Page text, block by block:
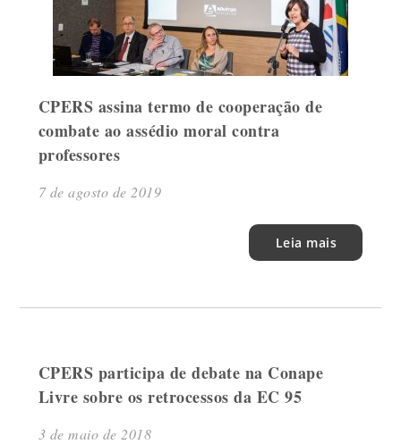
CPERS assina termo de cooperação de
combate ao assédio moral contra
professores
7 de agosto de 2019
Leia mais
CPERS participa de debate na Conape
Livre sobre os retrocessos da EC 95
3 de maio de 2018